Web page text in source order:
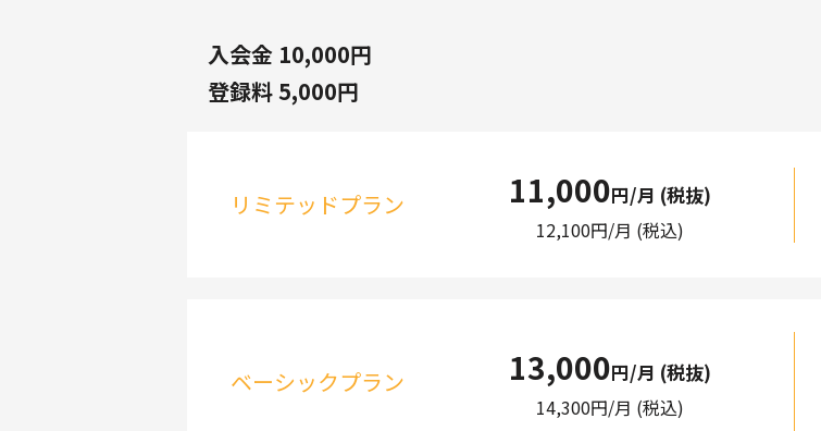
入会金 10,000円
登録料 5,000円
リミテッドプラン 11,000円/月 (税抜)
12,100円/月 (税込)
ベーシックプラン 13,000円/月 (税抜)
14,300円/月 (税込)